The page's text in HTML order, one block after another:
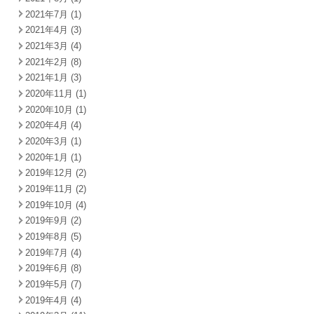
2021年7月 (1)
2021年4月 (3)
2021年3月 (4)
2021年2月 (8)
2021年1月 (3)
2020年11月 (1)
2020年10月 (1)
2020年4月 (4)
2020年3月 (1)
2020年1月 (1)
2019年12月 (2)
2019年11月 (2)
2019年10月 (4)
2019年9月 (2)
2019年8月 (5)
2019年7月 (4)
2019年6月 (8)
2019年5月 (7)
2019年4月 (4)